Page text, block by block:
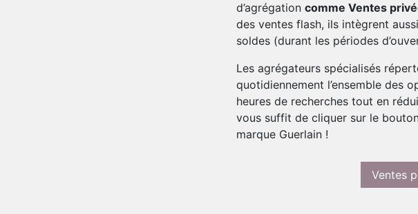
d’agrégation comme Ventes
des ventes flash, ils intègrent
soldes (durant les périodes
Les agrégateurs spécialisés
quotidiennement l’ensemble des
heures de recherches tout en
vous suffit de cliquer sur le
marque Guerlain !
Ventes